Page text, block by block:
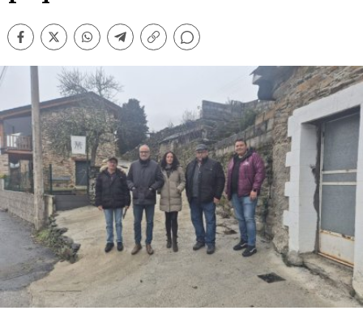
Facebook
TwitterWhatsappTelegram
Copiar
Comentarios